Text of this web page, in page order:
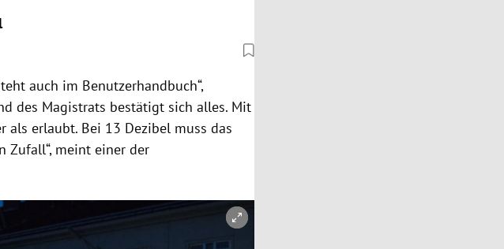
auch im Benutzerhandbuch“,
des Magistrats bestätigt sich alles. Mit
als erlaubt. Bei 13 Dezibel muss das
Zufall“, meint einer der